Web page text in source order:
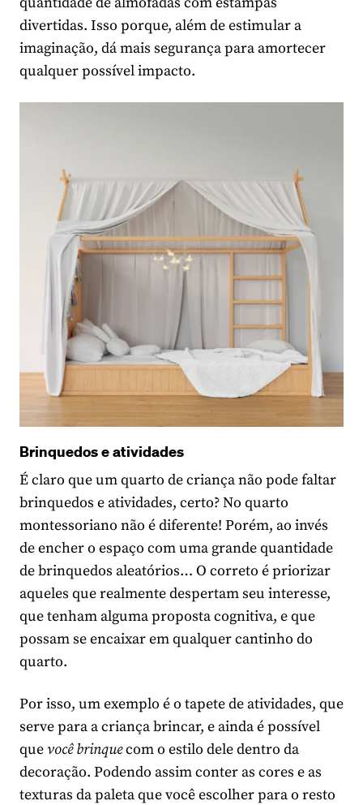
divertidas. Isso porque, além de estimular a
imaginação, dá mais segurança para amortecer
qualquer possível impacto.
Brinquedos e atividades
É claro que um quarto de criança não pode faltar
brinquedos e atividades, certo? No quarto
montessoriano não é diferente! Porém, ao invés
de encher o espaço com uma grande quantidade
de brinquedos aleatórios… O correto é priorizar
aqueles que realmente despertam seu interesse,
que tenham alguma proposta cognitiva, e que
possam se encaixar em qualquer cantinho do
quarto.
Por isso, um exemplo é o tapete de atividades, que
serve para a criança brincar, e ainda é possível
quevocê brinquecom o estilo dele dentro da
decoração. Podendo assim conter as cores e as
texturas da paleta que você escolher para o resto